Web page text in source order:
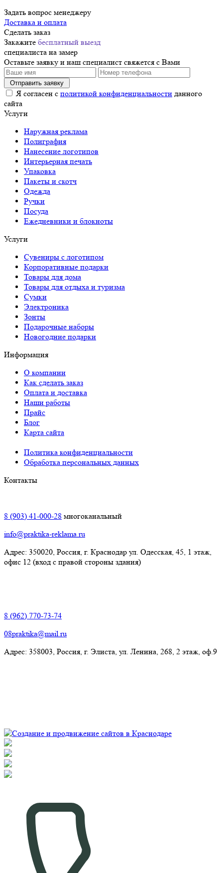
Задать вопрос менеджеру
Доставка и оплата
Сделать заказ
Закажите бесплатный выезд
специалиста на замер
Оставьте заявку и наш специалист свяжется с Вами
Я согласен с политикой конфиденциальности данного
сайта
Услуги
Наружная реклама
Полиграфия
Нанесение логотипов
Интерьерная печать
Упаковка
Пакеты и скотч
Одежда
Ручки
Посуда
Ежедневники и блокноты
Услуги
Сувениры с логотипом
Корпоративные подарки
Товары для дома
Товары для отдыха и туризма
Сумки
Электроника
Зонты
Подарочные наборы
Новогодние подарки
Информация
О компании
Как сделать заказ
Оплата и доставка
Наши работы
Прайс
Блог
Карта сайта
Политика конфиденциальности
Обработка персональных данных
Контакты
8 (903) 41-000-28 многоканальный
info@praktika-reklama.ru
Адрес: 350020, Россия, г. Краснодар ул. Одесская, 45, 1 этаж,
офис 12 (вход с правой стороны здания)
8 (962) 770-73-74
08praktika@mail.ru
Адрес:​ 358003, Россия, г. Элиста, ул. Ленина, 268, 2 этаж, оф.9